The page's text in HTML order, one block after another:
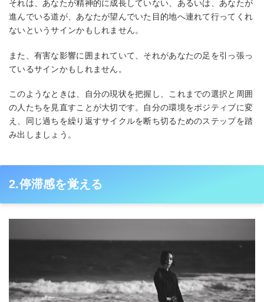
それは、あなたが精神的に成長していない、あるいは、あなたが
進んでいる道が、あなたが望んでいた目的地へ連れて行ってくれ
ないというサインかもしれません。
また、有害な影響に囲まれていて、それがあなたの足を引っ張っ
ているサインかもしれません。
このようなときは、自分の現状を把握し、これまでの選択と周囲
の人たちを見直すことが大切です。自分の環境をポジティブに変
え、同じ過ちを繰り返すサイクルを断ち切るためのステップを踏
み出しましょう。
2.停滞感を覚える